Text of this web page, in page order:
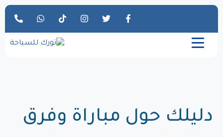
دليلك حول مباراة وفرق